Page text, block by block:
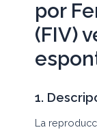
por
(FIV)
1.
La